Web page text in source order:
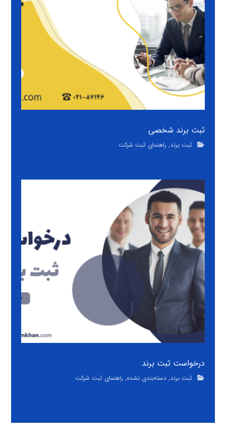
ثبت برند شخصی
ثبت برند, راهنمای ثبت شرکت
درخواست ثبت برند
ثبت برند,دسته‌بندی نشده, راهنمای ثبت شرکت